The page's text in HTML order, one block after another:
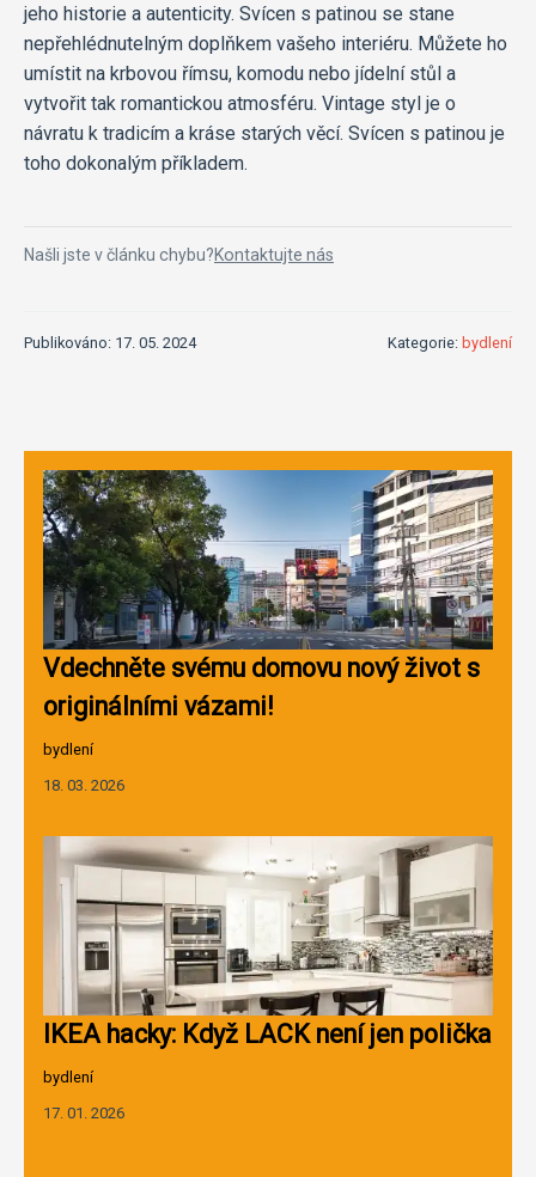
jeho historie a autenticity. Svícen s patinou se stane
nepřehlédnutelným doplňkem vašeho interiéru. Můžete ho
umístit na krbovou římsu, komodu nebo jídelní stůl a
vytvořit tak romantickou atmosféru. Vintage styl je o
návratu k tradicím a kráse starých věcí. Svícen s patinou je
toho dokonalým příkladem.
Našli jste v článku chybu?Kontaktujte nás
Publikováno: 17. 05. 2024 Kategorie: bydlení
Vdechněte svému domovu nový život s
originálními vázami!
bydlení
18. 03. 2026
IKEA hacky: Když LACK není jen polička
bydlení
17. 01. 2026